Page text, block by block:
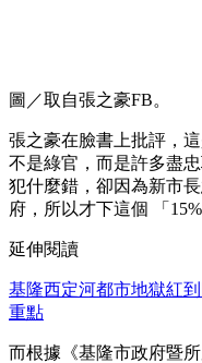
圖／取自張之豪FB。
張之豪在臉書上批評，
不是綠官，而是許多盡
犯什麼錯，卻因為新市
府，所以才下這個 「
延伸閱讀
基隆西定河都市地獄紅
重點
而根據《基隆市政府暨